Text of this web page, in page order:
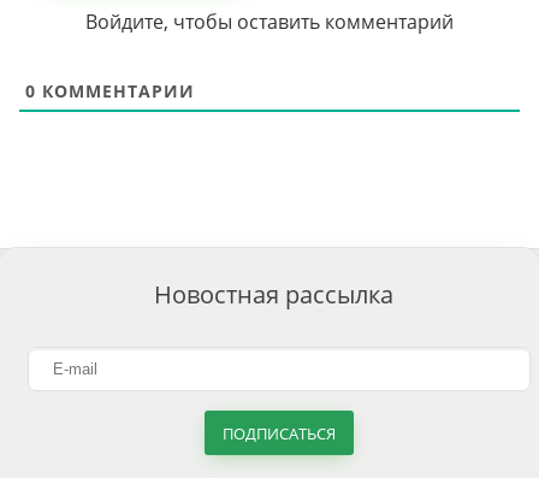
Войдите, чтобы оставить комментарий
0 КОММЕНТАРИИ
Новостная рассылка
ПОДПИСАТЬСЯ